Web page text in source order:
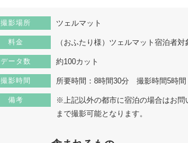
撮影場所 ツェルマット
料金 （おふたり様）ツェルマット宿泊者
データ数 約100カット
撮影時間 所要時間：8時間30分 撮影時間5時間
備考
※上記以外の都市に宿泊の場合はお
まで撮影可能となります。